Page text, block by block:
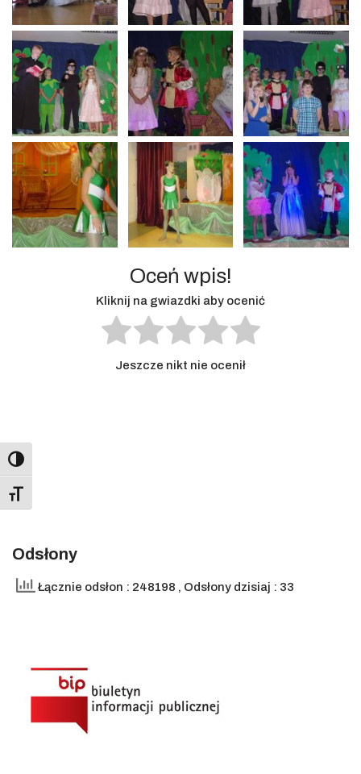
Toggle High Contrast
Toggle Font size
Oceń wpis!
Kliknij na gwiazdki aby ocenić
Jeszcze nikt nie ocenił
Odsłony
Łącznie odsłon : 248198 , Odsłony dzisiaj : 33